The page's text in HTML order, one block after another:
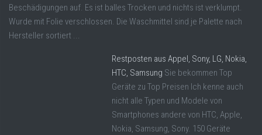
Beschädigungen auf. Es ist balles Trocken und nichts ist verklumpt.
Wurde mit Folie verschlossen. Die Waschmittel sind je Palette nach
Hersteller sortiert ...
Restposten aus Appel, Sony, LG, Nokia,
HTC, Samsung Sie bekommen Top
Geräte zu Top Preisen Ich kenne auch
nicht alle Typen und Modele von
Smartphones andere von HTC, Apple,
Nokia, Samsung, Sony. 150 Geräte